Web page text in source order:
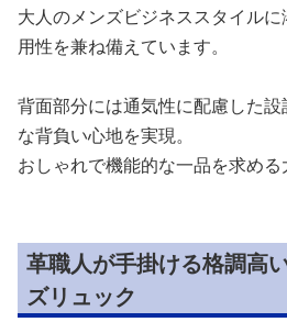
大人のメンズビジネススタイル
用性を兼ね備えています。
背面部分には通気性に配慮した
な背負い心地を実現。
おしゃれで機能的な一品を求める
革職人が手掛ける格調高
ズリュック